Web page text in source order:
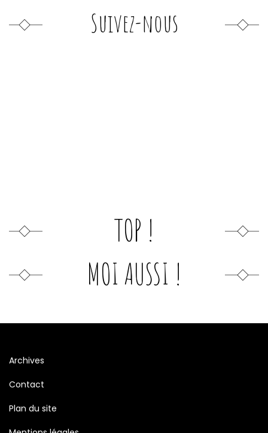
Suivez-nous
TOP !
MOI AUSSI !
Archives
Contact
Plan du site